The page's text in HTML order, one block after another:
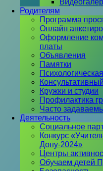
Родителям
Программа
Онлайн
Оформление
платы
Объявления
Памятки
Кружки и студии
Профилактика
Часто
Деятельность
Социальное
Конкурс
Дону-2024»
Центры
Обучаем детей